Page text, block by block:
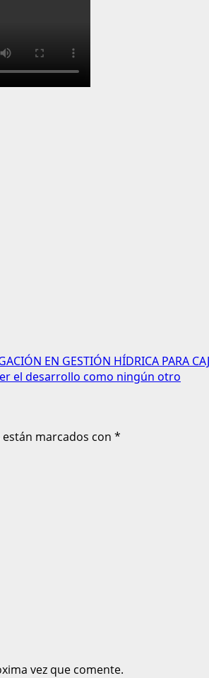
EN GESTIÓN HÍDRICA PARA
el desarrollo como ningún otro
marcados con *
vez que comente.